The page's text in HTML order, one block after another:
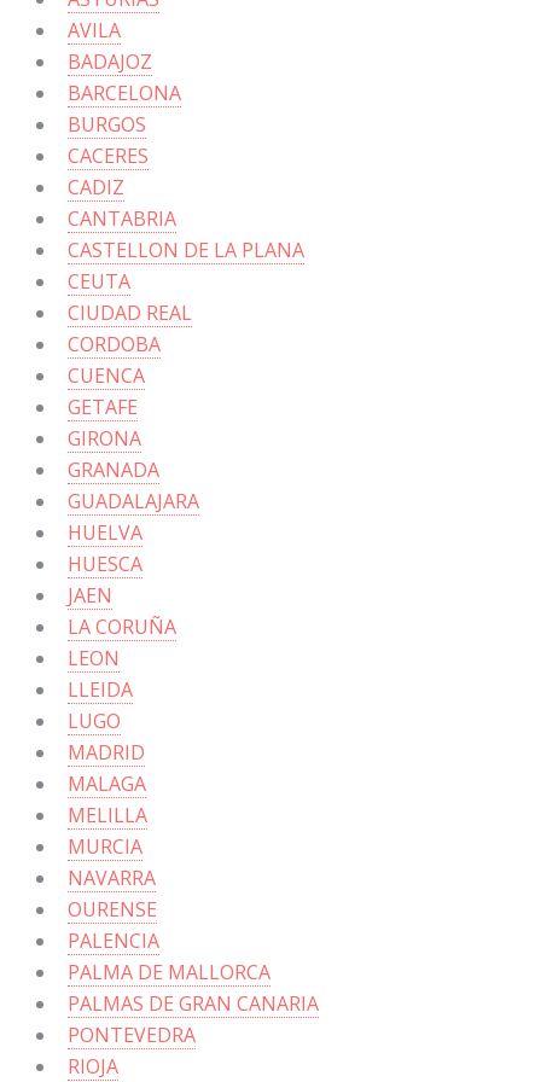
AVILA
BADAJOZ
BARCELONA
BURGOS
CACERES
CADIZ
CANTABRIA
CASTELLON DE LA PLANA
CEUTA
CIUDAD REAL
CORDOBA
CUENCA
GETAFE
GIRONA
GRANADA
GUADALAJARA
HUELVA
HUESCA
JAEN
LA CORUÑA
LEON
LLEIDA
LUGO
MADRID
MALAGA
MELILLA
MURCIA
NAVARRA
OURENSE
PALENCIA
PALMA DE MALLORCA
PALMAS DE GRAN CANARIA
PONTEVEDRA
RIOJA